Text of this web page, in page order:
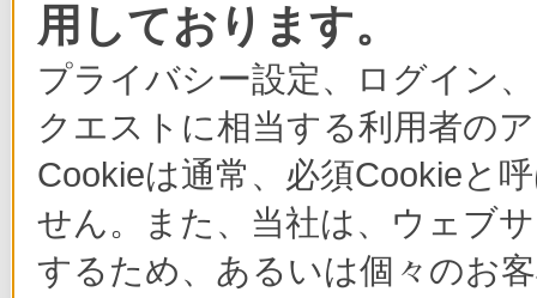
用しております。
プライバシー設定、ログイン
クエストに相当する利用者の
Cookieは通常、必須Cookieと
せん。また、当社は、ウェブ
するため、あるいは個々のお